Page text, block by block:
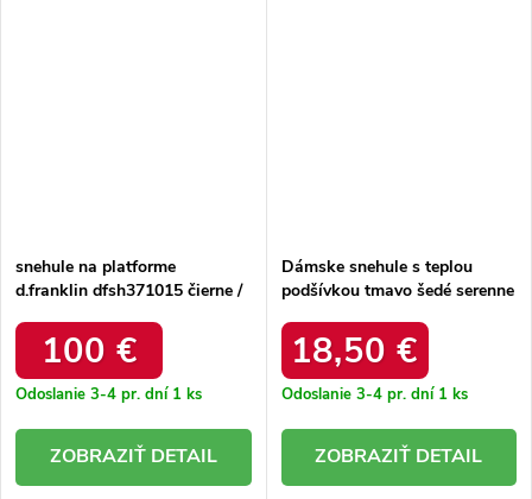
snehule na platforme
d.franklin dfsh371015 čierne /
100 €
Odoslanie 3-4 pr. dní 1 ks
DETAIL
Dámske snehule s teplou
podšívkou tmavo šedé serenne
18,50 €
Odoslanie 3-4 pr. dní 1 ks
DETAIL